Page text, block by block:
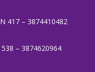
417 – 3874410482
538 – 3874620964